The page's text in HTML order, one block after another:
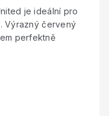
je ideální pro
Výrazný červený
perfektně